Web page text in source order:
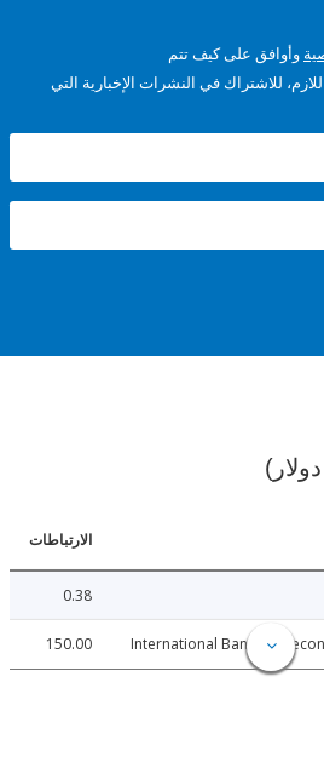
على كيف تتم
في النشرات الإخبارية التي
الارتباطات
International Bank
150.00